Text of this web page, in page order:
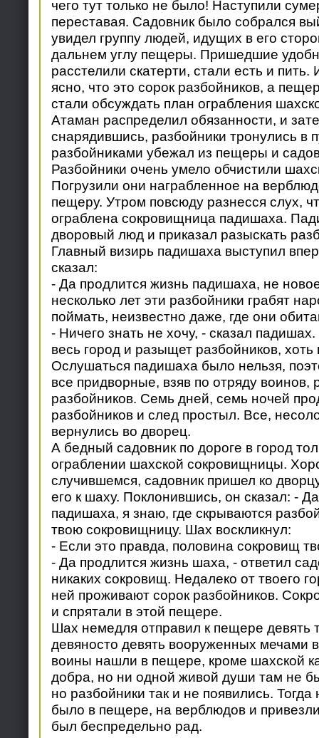
чего тут только не было! Наступили
переставая. Садовник было собрался
увидел группу людей, идущих в его
дальнем углу пещеры. Пришедшие
расстелили скатерти, стали есть и пить.
ясно, что это сорок разбойников, а
стали обсуждать план ограбления
Атаман распределил обязанности, и
снарядившись, разбойники тронулись в
разбойниками убежал из пещеры и
Разбойники очень умело обчистили
Погрузили они награбленное на
пещеру. Утром повсюду разнесся слух,
ограблена сокровищница падишаха.
дворовый люд и приказал разыскать
Главный визирь падишаха выступил
сказал:
- Да продлится жизнь падишаха, не
несколько лет эти разбойники грабят
поймать, неизвестно даже, где они
- Ничего знать не хочу, - сказал
весь город и разыщет разбойников,
Ослушаться падишаха было нельзя,
все придворные, взяв по отряду воинов,
разбойников. Семь дней, семь ночей
разбойников и след простыл. Все,
вернулись во дворец.
А бедный садовник по дороге в город
ограблении шахской сокровищницы.
случившемся, садовник пришел ко
его к шаху. Поклонившись, он сказал: -
падишаха, я знаю, где скрываются
твою сокровищницу. Шах воскликнул:
- Если это правда, половина сокровищ
- Да продлится жизнь шаха, - ответил
никаких сокровищ. Недалеко от твоего
ней проживают сорок разбойников.
и спрятали в этой пещере.
Шах немедля отправил к пещере девять
девяносто девять вооруженных мечами
воины нашли в пещере, кроме шахской
добра, но ни одной живой души там не
но разбойники так и не появились. Тогда
было в пещере, на верблюдов и
был беспредельно рад.